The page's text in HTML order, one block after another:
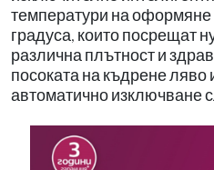
температури на оформяне
градуса, които посрещат
различна плътност и
посоката на къдрене ляво
автоматично изключване